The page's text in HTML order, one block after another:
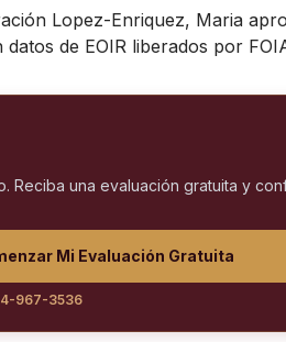
Lopez-Enriquez, Maria
de EOIR liberados por
Reciba una evaluación gratuita y
Mi Evaluación Gratuita
967-3536